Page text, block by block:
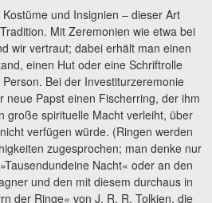
und Insignien – dieser Art
Mit Zeremonien wie etwa bei
wir vertraut; dabei erhält man einen
einen Hut oder eine Schriftrolle
Bei der Investiturzeremonie
neue Papst einen Fischerring, der ihm
große spirituelle Macht verleiht, über
verfügen würde. (Ringen werden
zugesprochen; man denke nur
Nacht« oder an den
und den mit diesem durchaus in
der Ringe« von J. R. R. Tolkien, die